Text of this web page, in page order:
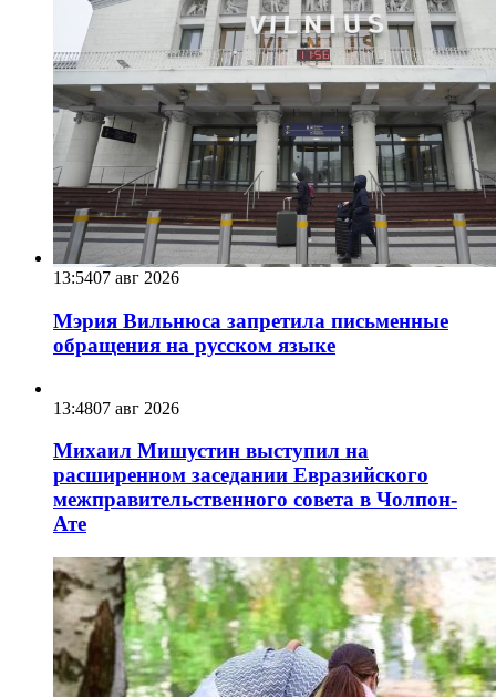
13:5407 авг 2026
Мэрия Вильнюса запретила письменные
обращения на русском языке
13:4807 авг 2026
Михаил Мишустин выступил на
расширенном заседании Евразийского
межправительственного совета в Чолпон-
Ате